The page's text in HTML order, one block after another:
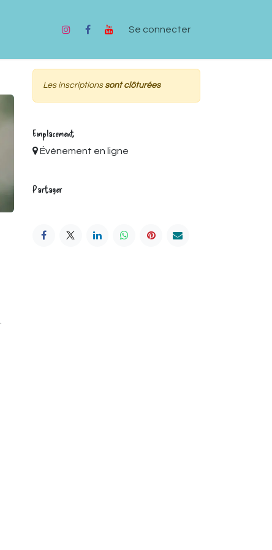
Se connecter
Les inscriptions sont clôturées
Emplacement
Événement en ligne
Partager